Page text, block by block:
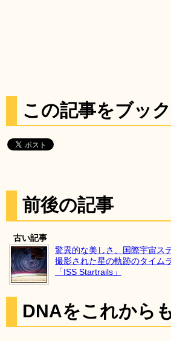
この記事をブッ
前後の記事
古い記事
驚異的な美しさ、国際宇宙ス
撮影された星の軌跡のタイム
「ISS Startrails」
DNAをこれから